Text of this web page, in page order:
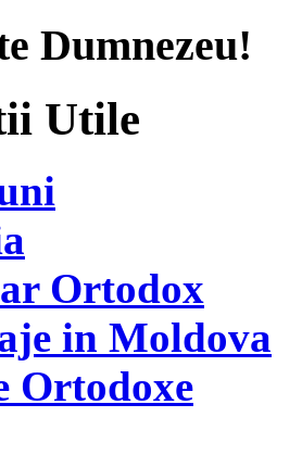
Dumnezeu!
Utile
Ortodox
in Moldova
Ortodoxe